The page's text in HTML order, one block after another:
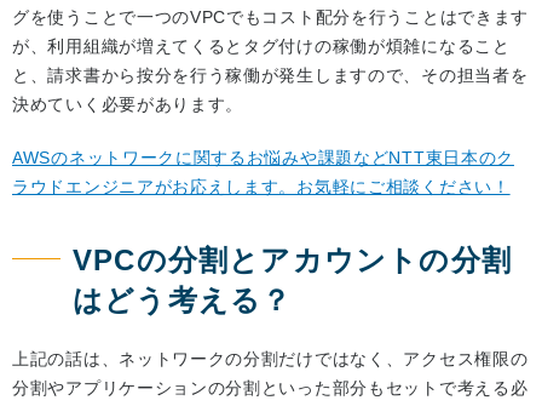
グを使うことで一つのVPCでもコスト配分を行うことはできます
が、利用組織が増えてくるとタグ付けの稼働が煩雑になること
と、請求書から按分を行う稼働が発生しますので、その担当者を
決めていく必要があります。
AWSのネットワークに関するお悩みや課題などNTT東日本のク
ラウドエンジニアがお応えします。お気軽にご相談ください！
VPCの分割とアカウントの分割
はどう考える？
上記の話は、ネットワークの分割だけではなく、アクセス権限の
分割やアプリケーションの分割といった部分もセットで考える必